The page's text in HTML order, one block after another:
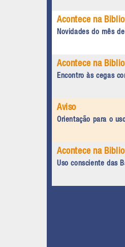
Acontece na
Novidades do mês
Acontece na
Encontro às cegas
Aviso
Orientação para o
Acontece na
Uso consciente das